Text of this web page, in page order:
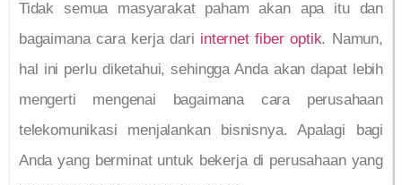
Tidak semua masyarakat paham akan apa itu dan
bagaimana cara kerja dari internet fiber optik. Namun,
hal ini perlu diketahui, sehingga Anda akan dapat lebih
mengerti mengenai bagaimana cara perusahaan
telekomunikasi menjalankan bisnisnya. Apalagi bagi
Anda yang berminat untuk bekerja di perusahaan yang